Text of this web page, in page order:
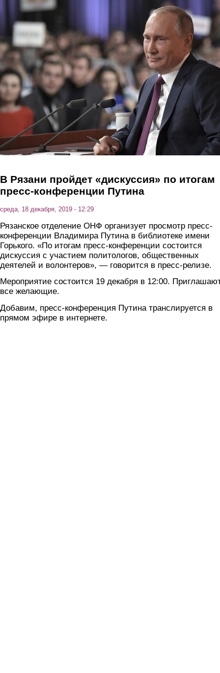
Перейти к основному содержанию
В Рязани пройдет «дискуссия» по итогам
пресс-конференции Путина
среда, 18 декабря, 2019 - 12:29
Рязанское отделение ОНФ организует просмотр пресс-
конференции Владимира Путина в библиотеке имени
Горького. «По итогам пресс-конференции состоится
дискуссия с участием политологов, общественных
деятелей и волонтеров», — говорится в пресс-релизе.
Мероприятие состоится 19 декабря в 12:00.
все желающие.
Добавим, пресс-конференция Путина транслируется в
прямом эфире в интернете.